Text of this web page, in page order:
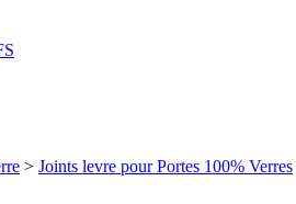
> Joints levre pour Portes 100% Verres